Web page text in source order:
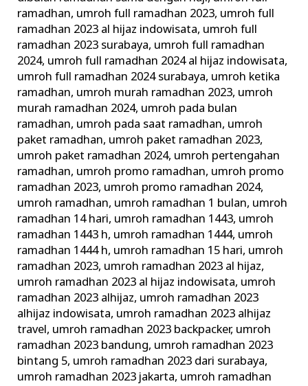
ramadhan, umroh full ramadhan 2023, umroh full
ramadhan 2023 al hijaz indowisata, umroh full
ramadhan 2023 surabaya, umroh full ramadhan
2024, umroh full ramadhan 2024 al hijaz indowisata,
umroh full ramadhan 2024 surabaya, umroh ketika
ramadhan, umroh murah ramadhan 2023, umroh
murah ramadhan 2024, umroh pada bulan
ramadhan, umroh pada saat ramadhan, umroh
paket ramadhan, umroh paket ramadhan 2023,
umroh paket ramadhan 2024, umroh pertengahan
ramadhan, umroh promo ramadhan, umroh promo
ramadhan 2023, umroh promo ramadhan 2024,
umroh ramadhan, umroh ramadhan 1 bulan, umroh
ramadhan 14 hari, umroh ramadhan 1443, umroh
ramadhan 1443 h, umroh ramadhan 1444, umroh
ramadhan 1444 h, umroh ramadhan 15 hari, umroh
ramadhan 2023, umroh ramadhan 2023 al hijaz,
umroh ramadhan 2023 al hijaz indowisata, umroh
ramadhan 2023 alhijaz, umroh ramadhan 2023
alhijaz indowisata, umroh ramadhan 2023 alhijaz
travel, umroh ramadhan 2023 backpacker, umroh
ramadhan 2023 bandung, umroh ramadhan 2023
bintang 5, umroh ramadhan 2023 dari surabaya,
umroh ramadhan 2023 jakarta, umroh ramadhan